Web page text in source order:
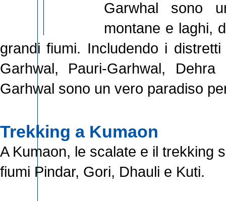
Garwhal sono
montane e laghi,
grandi fiumi. Includendo i
Garhwal, Pauri-Garhwal,
Garhwal sono un vero paradiso
Trekking a Kumaon
A Kumaon, le scalate e il trekking
fiumi Pindar, Gori, Dhauli e Kuti.